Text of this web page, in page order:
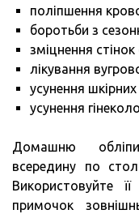
поліпшення
боротьби з
зміцнення
лікування
усунення
усунення
Домашню
всередину по
Використовуйте
примочок